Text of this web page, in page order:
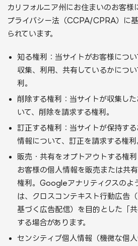
カリフォルニア州にお住まいのお客様
プライバシー法（CCPA/CPRA）に
られています。
知る権利：当サイトがお客様につ
収集、利用、共有しているかにつ
利。
削除する権利：当サイトが収集し
いて、削除を請求する権利。
訂正する権利：当サイトが保持す
情報について、訂正を請求する権利
販売・共有をオプトアウトする権
お客様の個人情報を販売または共
権利。Googleアナリティクスのよ
は、クロスコンテキスト行動広告
基づく広告配信）を目的とした「
する場合があります。
センシティブ個人情報（機微な個